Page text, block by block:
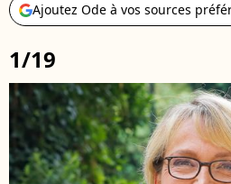
Ajoutez Ode à vos sources
1/19